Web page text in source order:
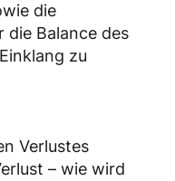
die
die Balance des
zu
Verlustes
– wie wird